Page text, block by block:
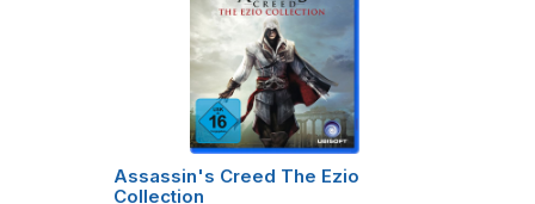
Assassin's Creed The Ezio
Collection